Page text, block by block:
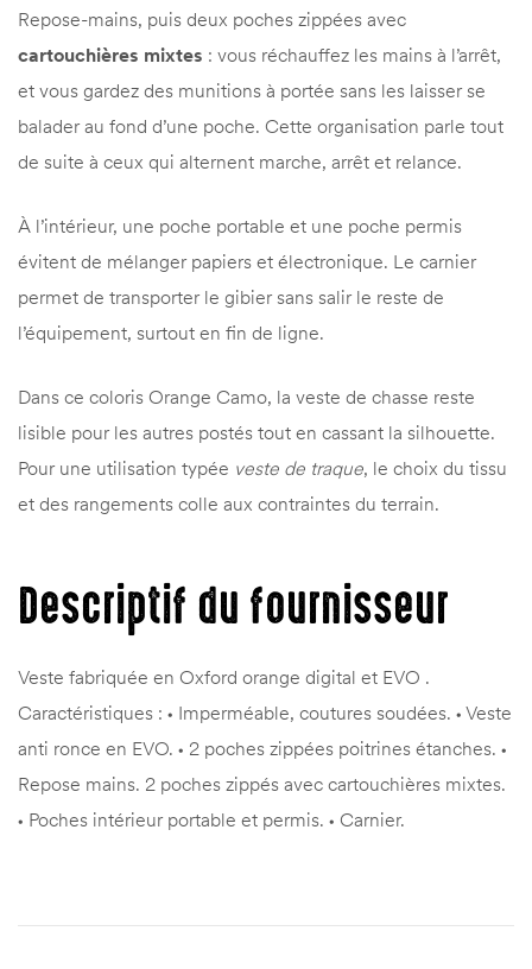
Repose-mains, puis deux poches zippées avec
cartouchières mixtes : vous réchauffez les mains à l’arrêt,
et vous gardez des munitions à portée sans les laisser se
balader au fond d’une poche. Cette organisation parle tout
de suite à ceux qui alternent marche, arrêt et relance.
À l’intérieur, une poche portable et une poche permis
évitent de mélanger papiers et électronique. Le carnier
permet de transporter le gibier sans salir le reste de
l’équipement, surtout en fin de ligne.
Dans ce coloris Orange Camo, la veste de chasse reste
lisible pour les autres postés tout en cassant la silhouette.
Pour une utilisation typée veste de traque, le choix du tissu
et des rangements colle aux contraintes du terrain.
Descriptif du fournisseur
Veste fabriquée en Oxford orange digital et EVO .
Caractéristiques : • Imperméable, coutures soudées. • Veste
anti ronce en EVO. • 2 poches zippées poitrines étanches. •
Repose mains. 2 poches zippés avec cartouchières mixtes.
• Poches intérieur portable et permis. • Carnier.